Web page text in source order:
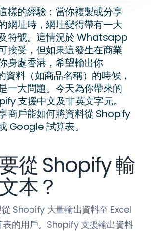
樣的經驗：當你複製或分享
網址時，網址變得帶有一大
符號。這情況於 Whatsapp
接受，但如果這發生在商業
身處香港，希望輸出你
資料（如商品名稱）的時候，
一大問題。今天為你帶來的
支援中文及非英文字元。
商戶能如何將資料從 Shopify
Google 試算表。
從 Shopify 輸
本？
Shopify 大量輸出資料至 Excel
的用戶。Shopify 支援輸出資料